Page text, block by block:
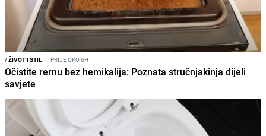
/ŽIVOT I STIL I PRIJE OKO 6H
Očistite rernu bez hemikalija: Poznata stručnjakinja dijeli
savjete